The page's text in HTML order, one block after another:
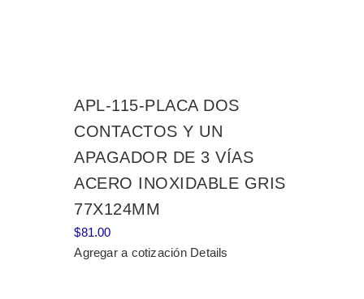
APL-115-PLACA DOS
CONTACTOS Y UN
APAGADOR DE 3 VÍAS
ACERO INOXIDABLE GRIS
77X124MM
$81.00
Agregar a cotización Details